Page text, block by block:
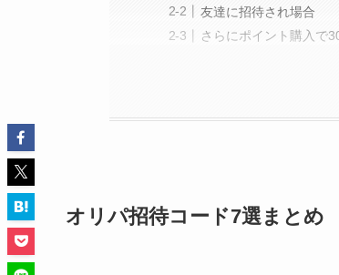
友達に招待され場合
さらにポイント購入で
オリパ招待コード7選まとめ